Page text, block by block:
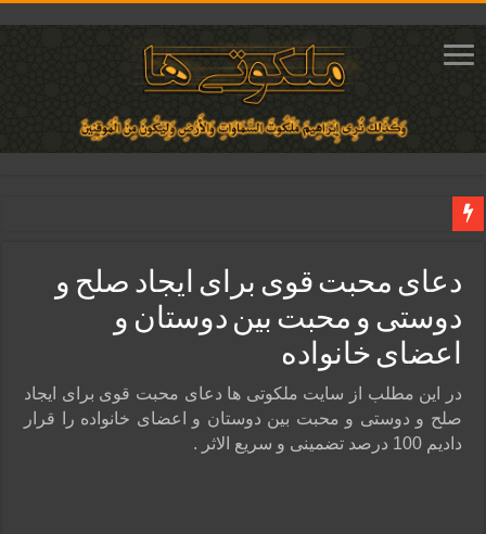
دعای ایجاد عشق و محبت آتشین در قلب معشوق | متن دعا، روش خواندن
ختم آیات ۲ و ۳ سوره طلاق برای افزایش رزق و روزی | روش ختم، متن آیات و فضیلت
آیات قرآنی برای استجابت دعا و آسان شدن کارها و برآورده شدن حاجت
قویترین ذکر استجابت دعا و حاجت روایی | ذکر اسماء الحسنی برآورده شدن حاجت
دعای محبت قوی برای ایجاد صلح و
دوستی و محبت بین دوستان و
اعضای خانواده
در این مطلب از سایت ملکوتی ها دعای محبت قوی برای ایجاد
صلح و دوستی و محبت بین دوستان و اعضای خانواده را قرار
دادیم 100 درصد تضمینی و سریع الاثر .